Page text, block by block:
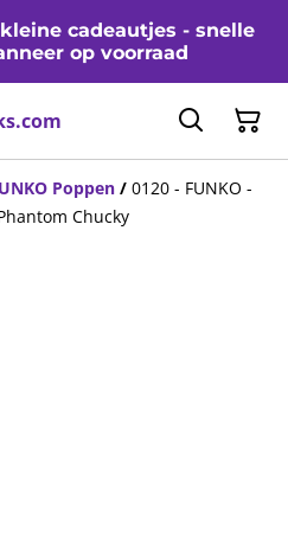
cadeautjes - snelle
op voorraad
Poppen / 0120 - FUNKO -
Chucky